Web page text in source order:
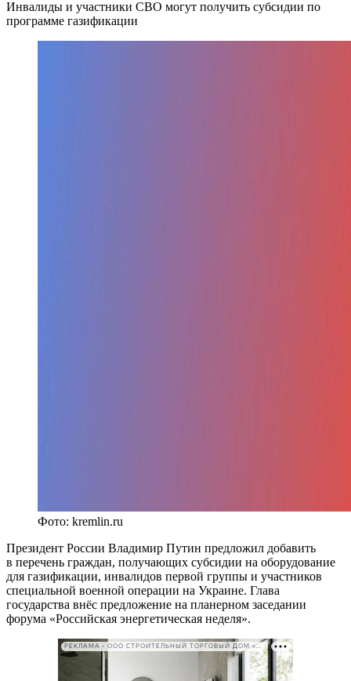
Инвалиды и участники СВО могут получить субсидии по
программе газификации
Фото: kremlin.ru
Президент России Владимир Путин предложил добавить
в перечень граждан, получающих субсидии на оборудование
для газификации, инвалидов первой группы и участников
специальной военной операции на Украине. Глава
государства внёс предложение на планерном заседании
форума «Российская энергетическая неделя».
РЕКЛАМА • ООО СТРОИТЕЛЬНЫЙ ТОРГОВЫЙ ДОМ «ПЕТРОВИЧ». ИНН: 7802348846